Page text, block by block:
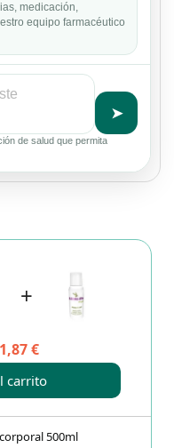
medicación,
equipo farmacéutico
➤
de salud que permita
+
€
carrito
500ml